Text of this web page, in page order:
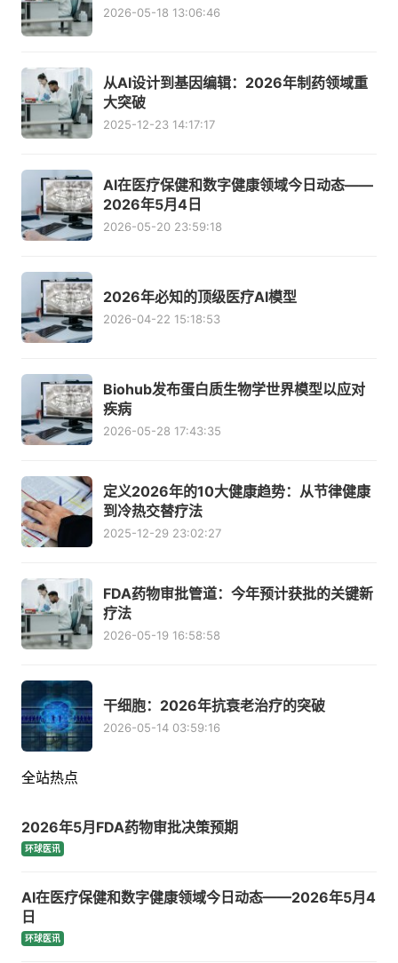
2026-05-18 13:06:46
从AI设计到基因编辑：2026年制药领域重
大突破
2025-12-23 14:17:17
AI在医疗保健和数字健康领域今日动态——
2026年5月4日
2026-05-20 23:59:18
2026年必知的顶级医疗AI模型
2026-04-22 15:18:53
Biohub发布蛋白质生物学世界模型以应对
疾病
2026-05-28 17:43:35
定义2026年的10大健康趋势：从节律健康
到冷热交替疗法
2025-12-29 23:02:27
FDA药物审批管道：今年预计获批的关键新
疗法
2026-05-19 16:58:58
干细胞：2026年抗衰老治疗的突破
2026-05-14 03:59:16
全站热点
2026年5月FDA药物审批决策预期
环球医讯
AI在医疗保健和数字健康领域今日动态——2026年5月4
日
环球医讯